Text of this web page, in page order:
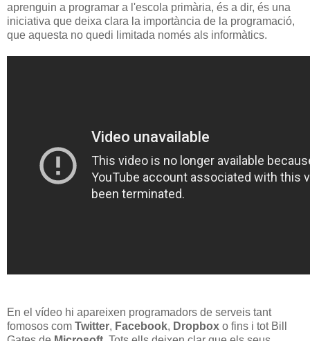
aprenguin a programar a l'escola primària, és a dir, és una
iniciativa que deixa clara la importància de la programació,
que aquesta no quedi limitada només als informàtics.
En el vídeo hi apareixen programadors de serveis tant
fomosos com Twitter, Facebook, Dropbox o fins i tot Bill